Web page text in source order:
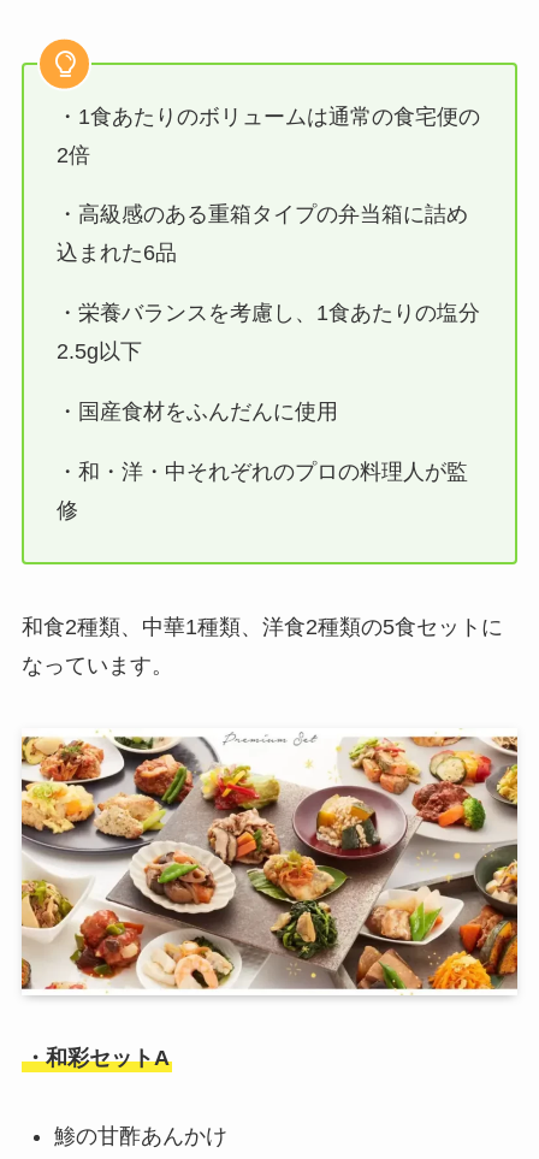
・1食あたりのボリュームは通常の食宅便の
2倍
・高級感のある重箱タイプの弁当箱に詰め
込まれた6品
・栄養バランスを考慮し、1食あたりの塩分
2.5g以下
・国産食材をふんだんに使用
・和・洋・中それぞれのプロの料理人が監
修
和食2種類、中華1種類、洋食2種類の5食セットに
なっています。
・和彩セットA
鯵の甘酢あんかけ